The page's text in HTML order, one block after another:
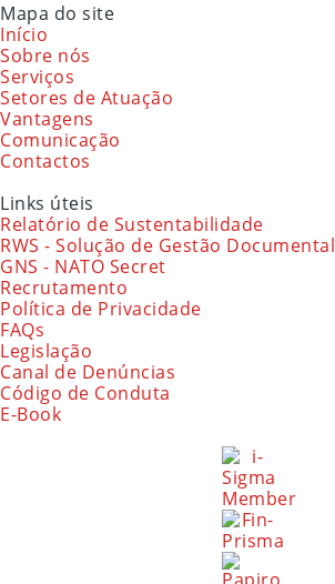
Mapa do site
Início
Sobre nós
Serviços
Setores de Atuação
Vantagens
Comunicação
Contactos
Links úteis
Relatório de Sustentabilidade
RWS - Solução de Gestão Documental
GNS - NATO Secret
Recrutamento
Política de Privacidade
FAQs
Legislação
Canal de Denúncias
Código de Conduta
E-Book